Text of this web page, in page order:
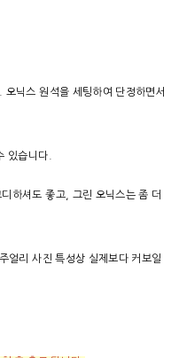
닉스 원석을 세팅하여 단정하면서
있습니다.
하셔도 좋고, 그린 오닉스는 좀 더
얼리 사진 특성상 실제보다 커보일